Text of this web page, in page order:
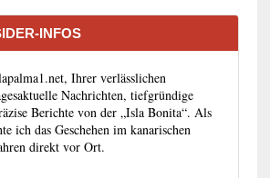
INFOS
Ihrer verlässlichen
Nachrichten, tiefgründige
Berichte von der „Isla Bonita“. Als
ich das Geschehen im kanarischen
direkt vor Ort.